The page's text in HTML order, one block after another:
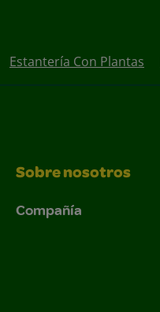
Estantería Con Plantas
Sobre nosotros
Compañía